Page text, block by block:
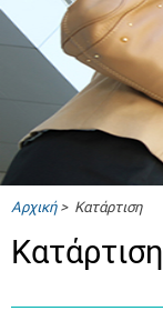
Αρχική> Κατάρτιση
Κατάρτιση